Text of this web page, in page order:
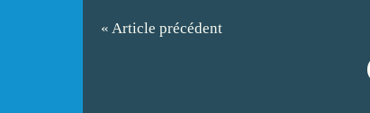
« Article précédent